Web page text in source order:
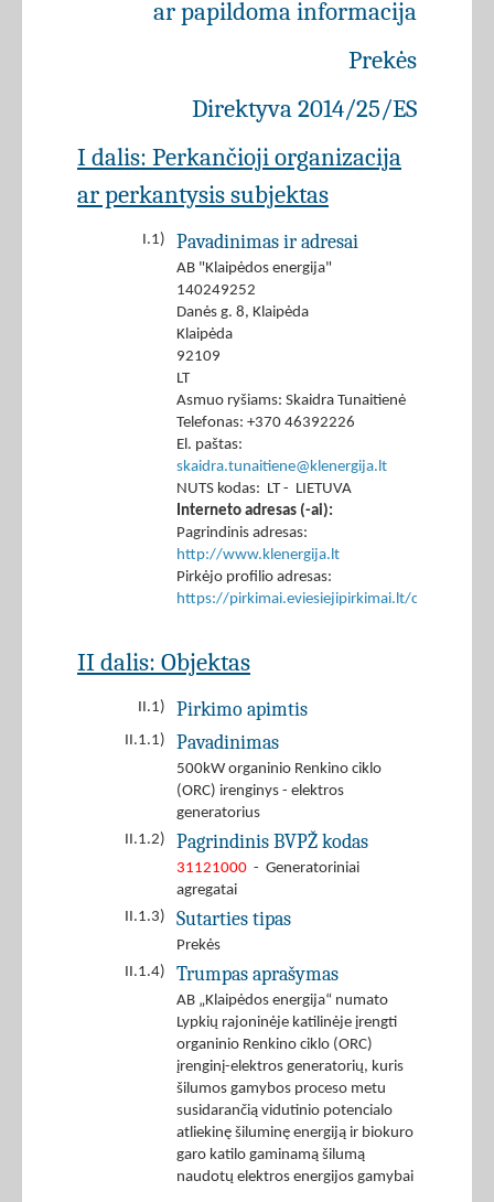
ar papildoma informacija
Prekės
Direktyva 2014/25/ES
I dalis: Perkančioji organizacija
ar perkantysis subjektas
I.1) Pavadinimas ir adresai
AB "Klaipėdos energija"
140249252
Danės g. 8, Klaipėda
Klaipėda
92109
LT
Asmuo ryšiams: Skaidra Tunaitienė
Telefonas: +370 46392226
El. paštas:
skaidra.tunaitiene@klenergija.lt
NUTS kodas: LT - LIETUVA
Interneto adresas (-ai):
Pagrindinis adresas:
http://www.klenergija.lt
Pirkėjo profilio adresas:
https://pirkimai.eviesiejipirkimai.lt/ctm/
II dalis: Objektas
II.1) Pirkimo apimtis
II.1.1) Pavadinimas
500kW organinio Renkino ciklo
(ORC) irenginys - elektros
generatorius
II.1.2)
Pagrindinis BVPŽ kodas
31121000 - Generatoriniai
agregatai
II.1.3)
Sutarties tipas
Prekės
II.1.4)
Trumpas aprašymas
AB „Klaipėdos energija“ numato
Lypkių rajoninėje katilinėje įrengti
organinio Renkino ciklo (ORC)
įrenginį-elektros generatorių, kuris
šilumos gamybos proceso metu
susidarančią vidutinio potencialo
atliekinę šiluminę energiją ir biokuro
garo katilo gaminamą šilumą
naudotų elektros energijos gamybai